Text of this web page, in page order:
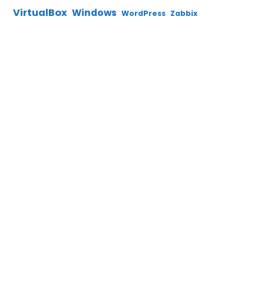
VirtualBox Windows WordPress Zabbix